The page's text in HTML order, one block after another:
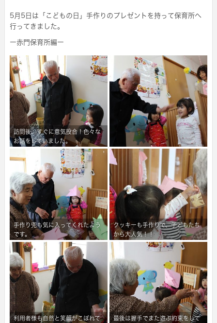
5月5日は「こどもの日」手作りのプレゼントを持って保育所へ
行ってきました。
ー赤門保育所編ー
訪問後、すぐに意気投合！色々な
お話をしていました。
手作り兜も気に入ってくれたよう
です。
クッキーも手作りで、子どもたち
から大人気！！
利用者様も自然と笑顔がこぼれて
最後は握手でまた遊ぶ約束をして